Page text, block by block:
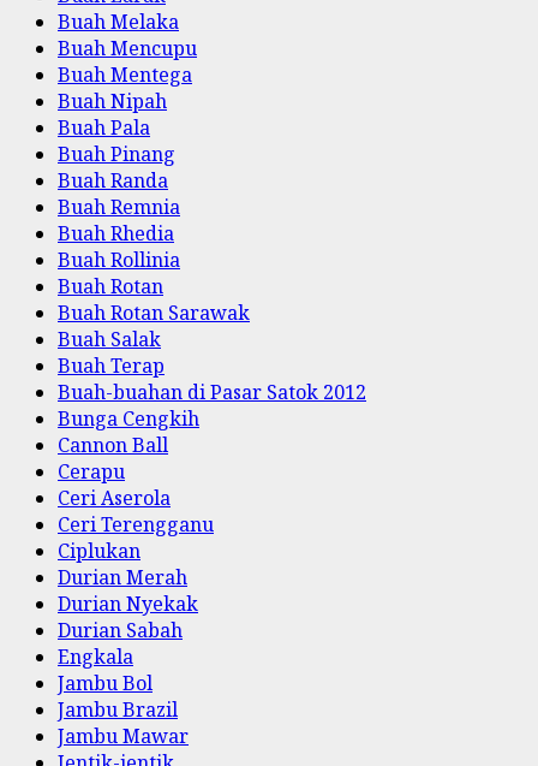
Buah Melaka
Buah Mencupu
Buah Mentega
Buah Nipah
Buah Pala
Buah Pinang
Buah Randa
Buah Remnia
Buah Rhedia
Buah Rollinia
Buah Rotan
Buah Rotan Sarawak
Buah Salak
Buah Terap
Buah-buahan di Pasar Satok 2012
Bunga Cengkih
Cannon Ball
Cerapu
Ceri Aserola
Ceri Terengganu
Ciplukan
Durian Merah
Durian Nyekak
Durian Sabah
Engkala
Jambu Bol
Jambu Brazil
Jambu Mawar